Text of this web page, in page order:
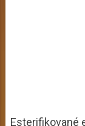
Esterifikované